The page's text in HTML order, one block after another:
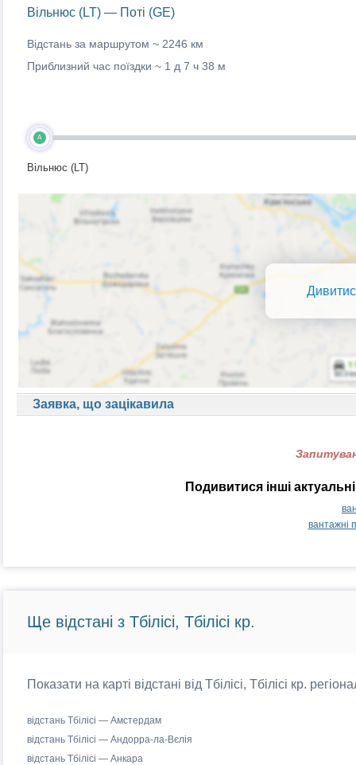
Вільнюс (LT) — Поті (GE)
Відстань за маршрутом ~ 2246 км
Приблизний час поїздки ~ 1 д 7 ч 38 м
A
Вільнюс (LT)
Заявка, що зацікавила
Подивитися інші
вантажні
Ще відстані з Тбілісі, Тбілісі кр.
Показати на карті відстані від Тбілісі, Тбілісі кр.
відстань Тбілісі — Амстердам
відстань Тбілісі — Андорра-ла-Вєлія
відстань Тбілісі — Анкара